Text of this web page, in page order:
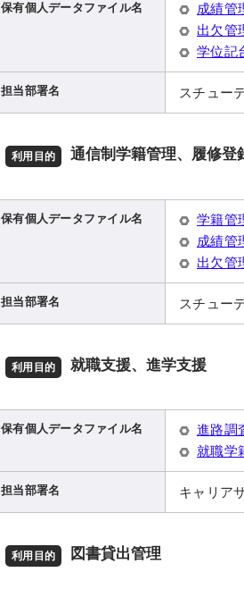
保有個人データファイル名
成績管
出欠管
学位記
担当部署名 スチュー
利用目的 通信制学籍管理、履修登
保有個人データファイル名
学籍管
成績管
出欠管
担当部署名 スチュー
利用目的 就職支援、進学支援
保有個人データファイル名
進路調
就職学
担当部署名 キャリア
利用目的 図書貸出管理